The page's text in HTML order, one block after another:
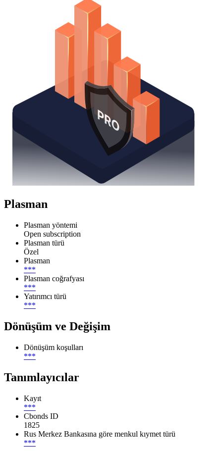
Plasman
Plasman yöntemi
Open subscription
Plasman türü
Özel
Plasman
***
Plasman coğrafyası
***
Yatırımcı türü
***
Dönüşüm ve Değişim
Dönüşüm koşulları
***
Tanımlayıcılar
Kayıt
***
Cbonds ID
1825
Rus Merkez Bankasına göre menkul kıymet türü
***